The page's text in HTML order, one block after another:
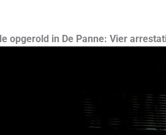
opgerold in De Panne: Vier